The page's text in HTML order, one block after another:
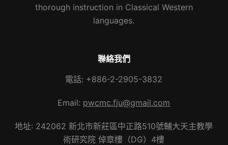
thorough instruction in Classical Western
languages.
聯絡我們
電話: +886-2-2905-3832
Email: pwcmc.fju@gmail.com
地址: 242062 新北市新莊區中正路510號輔大天主教學
術研究院 倬章樓（DG）4樓